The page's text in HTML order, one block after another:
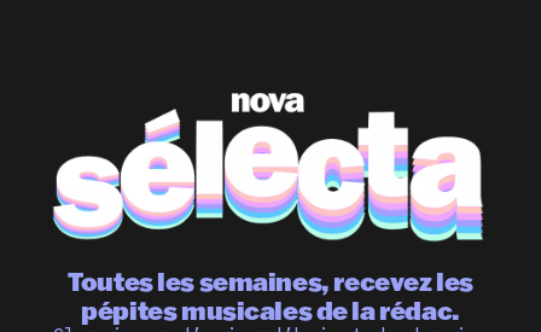
Toutes les semaines, recevez les
pépites musicales de la rédac.